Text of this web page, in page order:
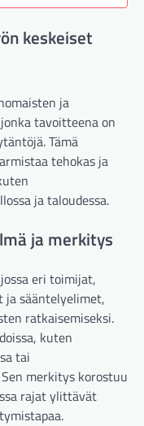
keskeiset
ja
tavoitteena on
Tämä
tehokas ja
ja taloudessa.
ja merkitys
eri toimijat,
sääntelyelimet,
ratkaisemiseksi.
kuten
tai
merkitys korostuu
rajat ylittävät